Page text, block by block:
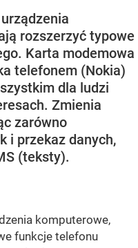
rozszerzyć typowe
Karta modemowa
telefonem (Nokia)
dla ludzi
Zmienia
zarówno
i przekaz danych,
(teksty).
komputerowe,
funkcje telefonu